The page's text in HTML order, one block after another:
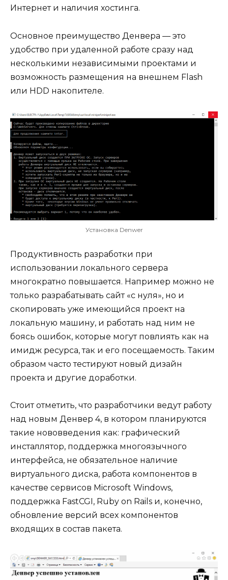
Интернет и наличия хостинга.
Основное преимущество Денвера — это
удобство при удаленной работе сразу над
несколькими независимыми проектами и
возможность размещения на внешнем Flash
или HDD накопителе.
Установка Denwer
Продуктивность разработки при
использовании локального сервера
многократно повышается. Например можно не
только разрабатывать сайт «с нуля», но и
скопировать уже имеющийся проект на
локальную машину, и работать над ним не
боясь ошибок, которые могут повлиять как на
имидж ресурса, так и его посещаемость. Таким
образом часто тестируют новый дизайн
проекта и другие доработки.
Стоит отметить, что разработчики ведут работу
над новым Денвер 4, в котором планируются
такие нововведения как: графический
инсталлятор, поддержка многоязычного
интерфейса, не обязательное наличие
виртуального диска, работа компонентов в
качестве сервисов Microsoft Windows,
поддержка FastCGI, Ruby on Rails и, конечно,
обновление версий всех компонентов
входящих в состав пакета.